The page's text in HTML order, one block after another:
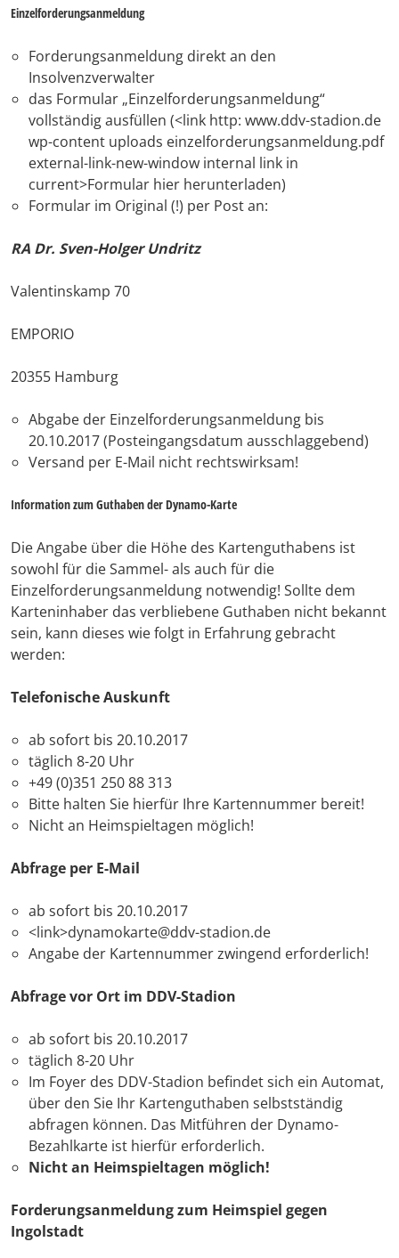
Einzelforderungsanmeldung
Forderungsanmeldung direkt an den
Insolvenzverwalter
das Formular „Einzelforderungsanmeldung“
vollständig ausfüllen (<link http: www.ddv-stadion.de
wp-content uploads einzelforderungsanmeldung.pdf
external-link-new-window internal link in
current>Formular hier herunterladen)
Formular im Original (!) per Post an:
RA Dr. Sven-Holger Undritz
Valentinskamp 70
EMPORIO
20355 Hamburg
Abgabe der Einzelforderungsanmeldung bis
20.10.2017 (Posteingangsdatum ausschlaggebend)
Versand per E-Mail nicht rechtswirksam!
Information zum Guthaben der Dynamo-Karte
Die Angabe über die Höhe des Kartenguthabens ist
sowohl für die Sammel- als auch für die
Einzelforderungsanmeldung notwendig! Sollte dem
Karteninhaber das verbliebene Guthaben nicht bekannt
sein, kann dieses wie folgt in Erfahrung gebracht
werden:
Telefonische Auskunft
ab sofort bis 20.10.2017
täglich 8-20 Uhr
+49 (0)351 250 88 313
Bitte halten Sie hierfür Ihre Kartennummer bereit!
Nicht an Heimspieltagen möglich!
Abfrage per E-Mail
ab sofort bis 20.10.2017
<link>dynamokarte@ddv-stadion.de
Angabe der Kartennummer zwingend erforderlich!
Abfrage vor Ort im DDV-Stadion
ab sofort bis 20.10.2017
täglich 8-20 Uhr
Im Foyer des DDV-Stadion befindet sich ein Automat,
über den Sie Ihr Kartenguthaben selbstständig
abfragen können. Das Mitführen der Dynamo-
Bezahlkarte ist hierfür erforderlich.
Nicht an Heimspieltagen möglich!
Forderungsanmeldung zum Heimspiel gegen
Ingolstadt